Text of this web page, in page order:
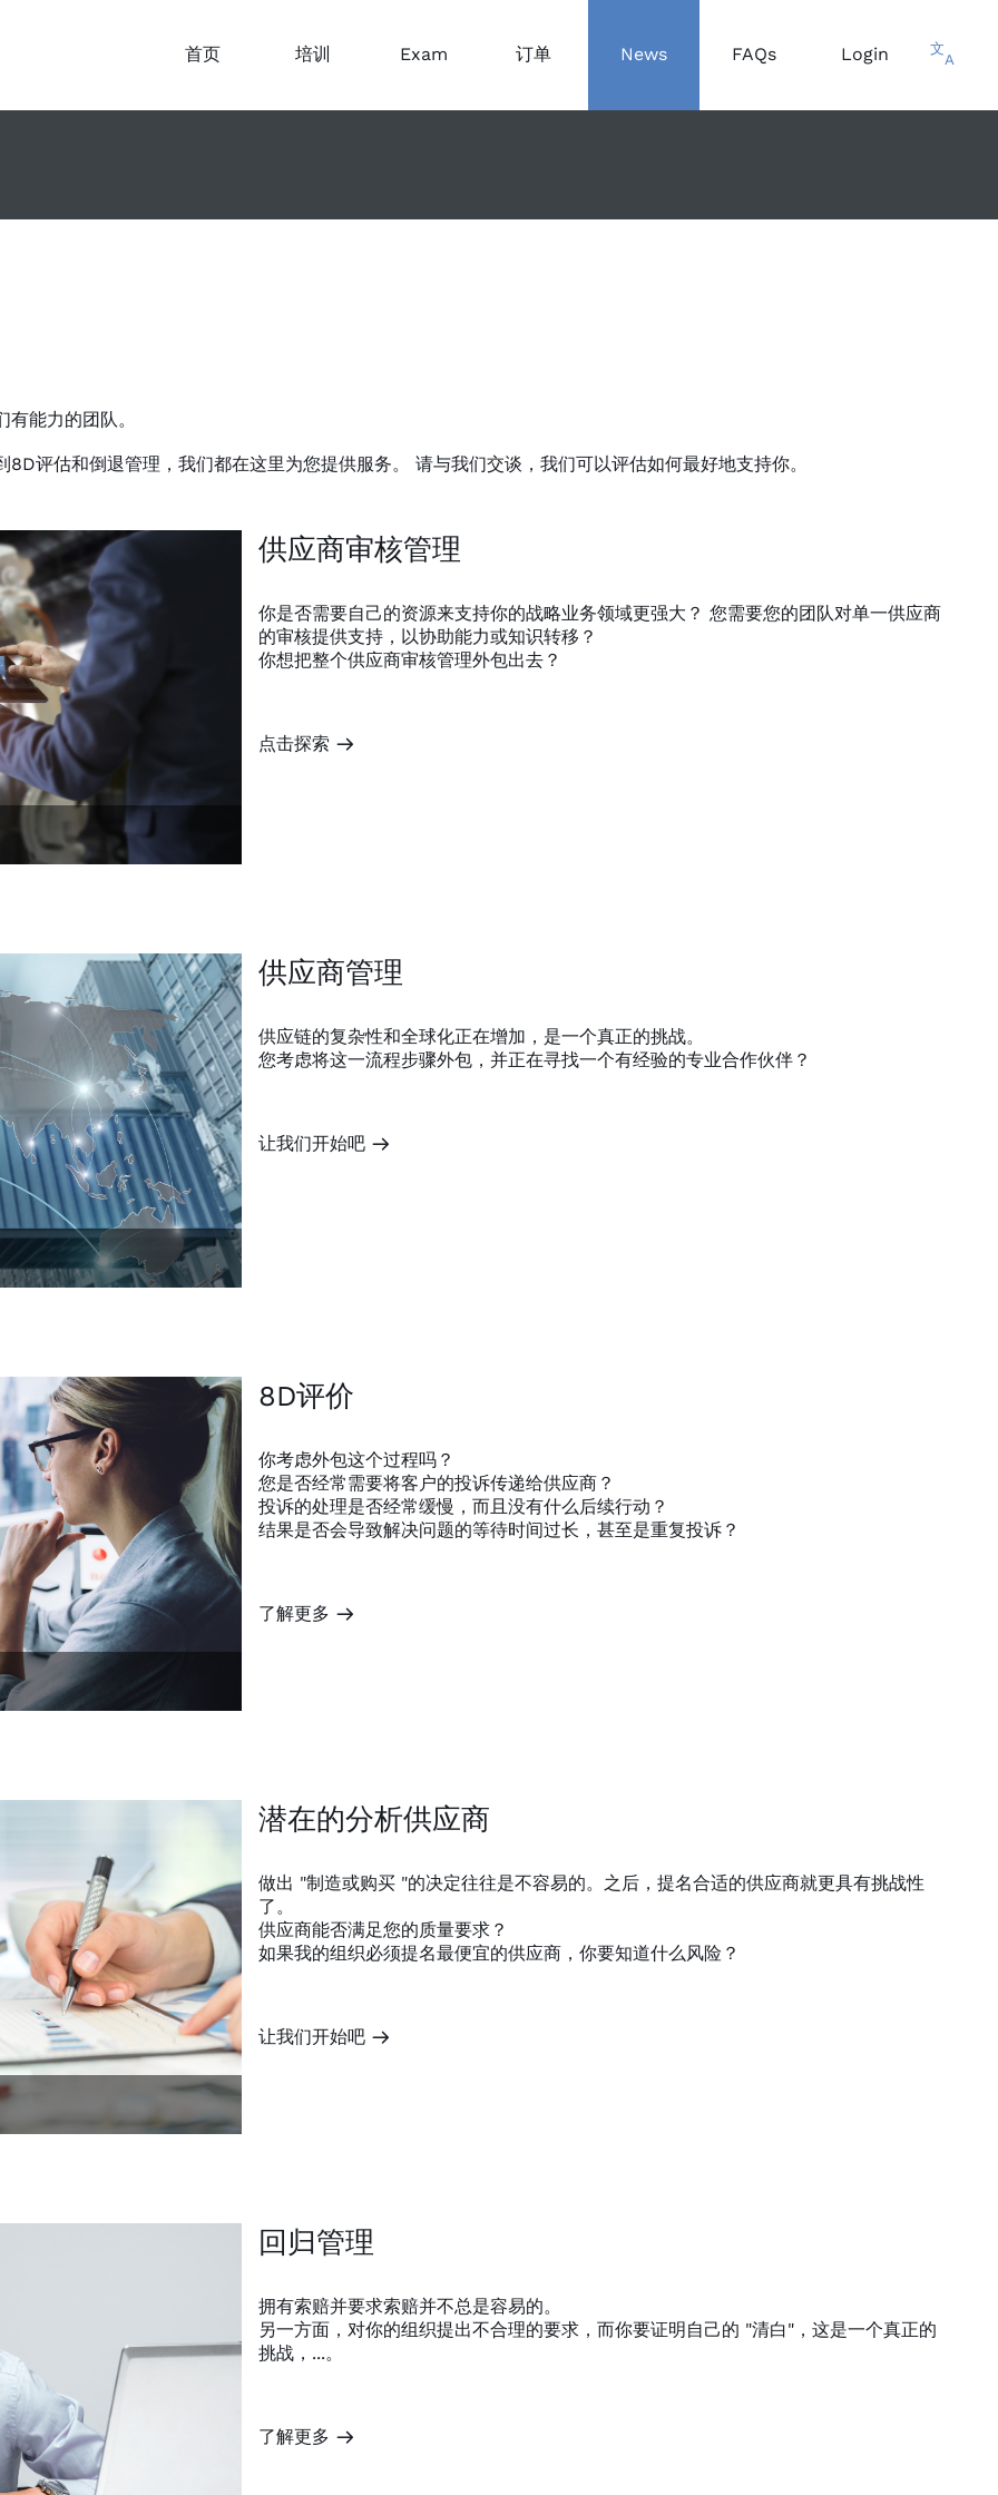
首页 培训 Exam 订单 News FAQs Login 文
A
能力的团队。
评估和倒退管理，我们都在这里为您提供服务。 请与我们交谈，我们可以评估如何最好地支持你。
供应商审核管理
你是否需要自己的资源来支持你的战略业务领域更强大？ 您需要您的团队对单一供应商
的审核提供支持，以协助能力或知识转移？
你想把整个供应商审核管理外包出去？
点击探索 m
供应商管理
供应链的复杂性和全球化正在增加，是一个真正的挑战。
您考虑将这一流程步骤外包，并正在寻找一个有经验的专业合作伙伴？
让我们开始吧 m
8D评价
你考虑外包这个过程吗？
您是否经常需要将客户的投诉传递给供应商？
投诉的处理是否经常缓慢，而且没有什么后续行动？
结果是否会导致解决问题的等待时间过长，甚至是重复投诉？
了解更多 m
潜在的分析供应商
做出 "制造或购买 "的决定往往是不容易的。之后，提名合适的供应商就更具有挑战性
了。
供应商能否满足您的质量要求？
如果我的组织必须提名最便宜的供应商，你要知道什么风险？
让我们开始吧 m
回归管理
拥有索赔并要求索赔并不总是容易的。
另一方面，对你的组织提出不合理的要求，而你要证明自己的 "清白"，这是一个真正的
挑战，...。
了解更多 m